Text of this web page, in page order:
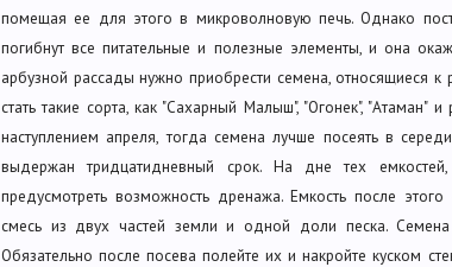
помещая ее для этого в микроволновую печь. Однако
погибнут все питательные и полезные элементы, и она
арбузной рассады нужно приобрести семена, относящиеся
стать такие сорта, как "Сахарный Малыш", "Огонек",
наступлением апреля, тогда семена лучше посеять в
выдержан тридцатидневный срок. На дне тех
предусмотреть возможность дренажа. Емкость после
смесь из двух частей земли и одной доли песка. Семена
Обязательно после посева полейте их и накройте куском